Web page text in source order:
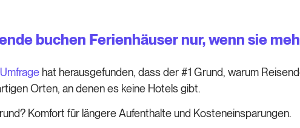
buchen Ferienhäuser nur, wenn sie
hat herausgefunden, dass der #1 Grund, warum
Orten, an denen es keine Hotels gibt.
Komfort für längere Aufenthalte und Kosteneinsparungen.